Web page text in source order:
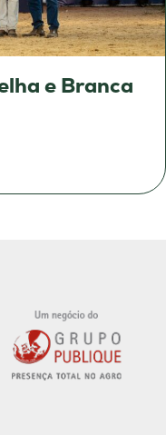
e Branca